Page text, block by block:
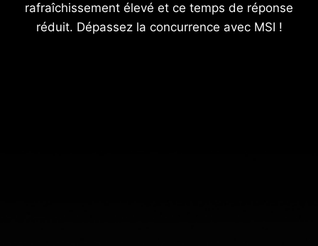
rafraîchissement élevé et ce temps de réponse
réduit. Dépassez la concurrence avec MSI !